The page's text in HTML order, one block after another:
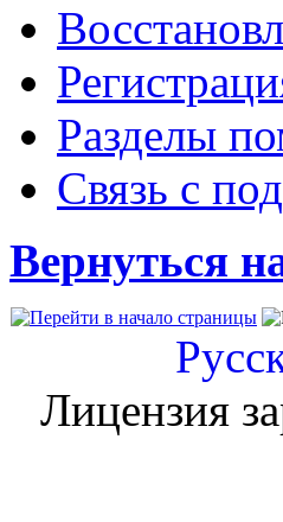
Разделы
Связь с
Вернуться
Лицензия